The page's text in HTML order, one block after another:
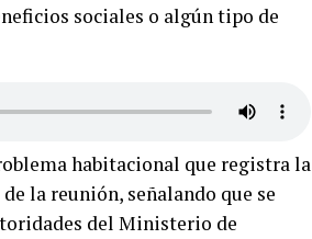
sociales o algún tipo de
habitacional que registra la
la reunión, señalando que se
del Ministerio de